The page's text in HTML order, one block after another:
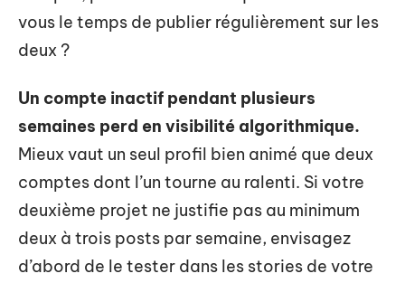
vous le temps de publier régulièrement sur les
deux ?
Un compte inactif pendant plusieurs
semaines perd en visibilité algorithmique.
Mieux vaut un seul profil bien animé que deux
comptes dont l’un tourne au ralenti. Si votre
deuxième projet ne justifie pas au minimum
deux à trois posts par semaine, envisagez
d’abord de le tester dans les stories de votre